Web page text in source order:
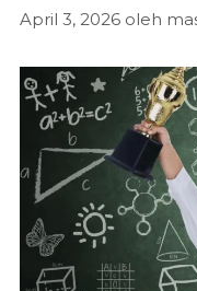
April 3, 2026 oleh